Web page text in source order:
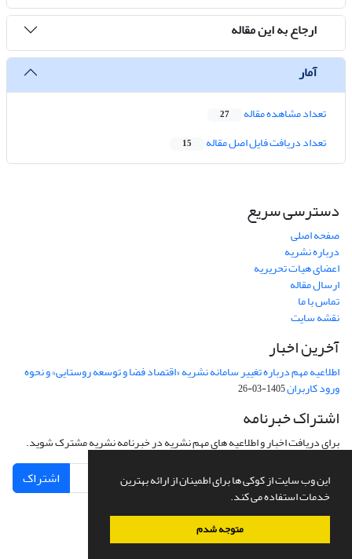
این وب سایت از کوکی ها برای اطمینان از ارائه بهترین
خدمات استفاده می کند.
متوجه شدم
ارجاع به این مقاله
آمار
تعداد مشاهده مقاله 27
تعداد دریافت فایل اصل مقاله 15
دسترسی سریع
صفحه اصلی
درباره نشریه
اعضای هیات تحریریه
ارسال مقاله
تماس با ما
نقشه سایت
آخرین اخبار
اطلاعیه مهم درباره تغییر سامانه نشریه «اقتصاد فضا و توسعه روستایی» و نحوه
ورود کاربران1405-03-26
اشتراک خبرنامه
برای دریافت اخبار و اطلاعیه های مهم نشریه در خبرنامه نشریه مشترک شوید.
اشتراک
سامانه مدیریت نشریات علمی.طراحی و پیاده سازی ازسیناوب